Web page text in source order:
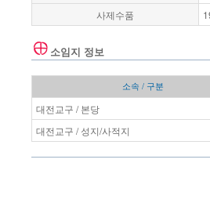
사제수품
소임지 정보
소속 / 구분
대전교구 / 본당
대전교구 / 성지/사적지